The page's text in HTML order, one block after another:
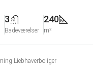
3
Badeværelser
240
m²
Liebhaverboliger